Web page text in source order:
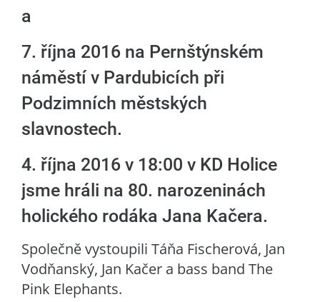
a
7. října 2016 na Pernštýnském
náměstí v Pardubicích při
Podzimních městských
slavnostech.
4. října 2016 v 18:00 v KD Holice
jsme hráli na 80. narozeninách
holického rodáka Jana Kačera.
Společně vystoupili Táňa Fischerová, Jan
Vodňanský, Jan Kačer a bass band The
Pink Elephants.